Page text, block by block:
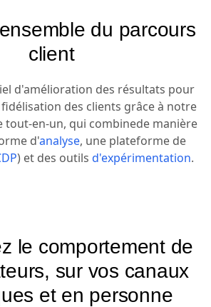
du parcours
client
d'amélioration des résultats pour
des clients grâce à notre
tout-en-un, qui combinede manière
d'analyse, une plateforme de
) et des outils d'expérimentation.
le comportement de
sur vos canaux
et en personne